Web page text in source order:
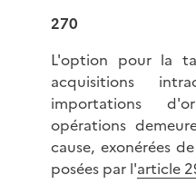
270
L'option pour la
acquisitions
importations
opérations
cause, exonérées
posées par l'article